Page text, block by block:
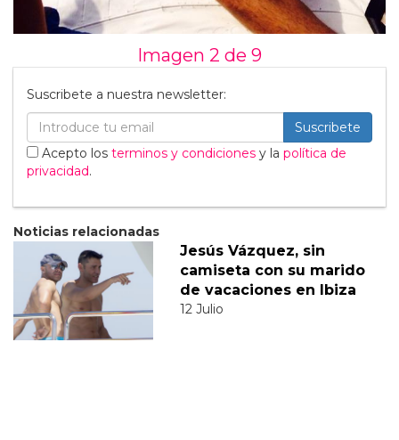
Imagen 2 de 9
Suscribete a nuestra newsletter:
Suscribete
Acepto los terminos y condiciones y la política de
privacidad.
Noticias relacionadas
Jesús Vázquez, sin
camiseta con su marido
de vacaciones en Ibiza
12 Julio